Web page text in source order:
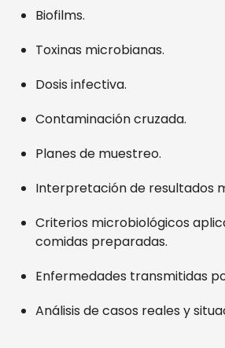
Biofilms.
Toxinas microbianas.
Dosis infectiva.
Contaminación cruzada.
Planes de muestreo.
Interpretación de resultados
Criterios microbiológicos
comidas preparadas.
Enfermedades transmitidas
Análisis de casos reales y